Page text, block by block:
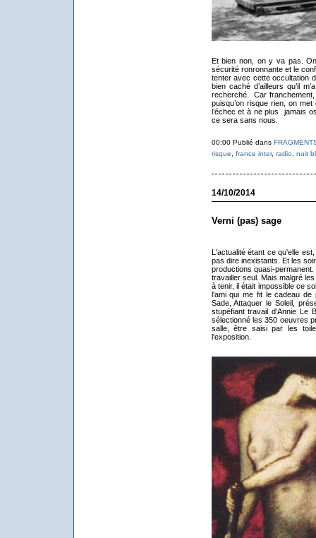
Et bien non, on y va pas.
sécurité ronronnante et le
tenter avec cette occultation
bien caché d’ailleurs qu’il
recherché.
Car
puisqu’on risque rien, on
l’échec et à ne plus
jamais
ce sera sans nous.
00:00 Publié dans
risque
france inter, radio nuit
14/10/2014
Verni (pas) sage
L'actualité étant ce qu'elle
pas dire inexistants. Et les
productions quasi-
travailler seul. Mais malgré
à tenir, il était impossible ce
l'ami qui me fit le cadeau de
Sade, Attaquer le Soleil,
stupéfiant travail d'Annie Le
sélectionné les 350 oeuvres
salle, être saisi par les
l'exposition.